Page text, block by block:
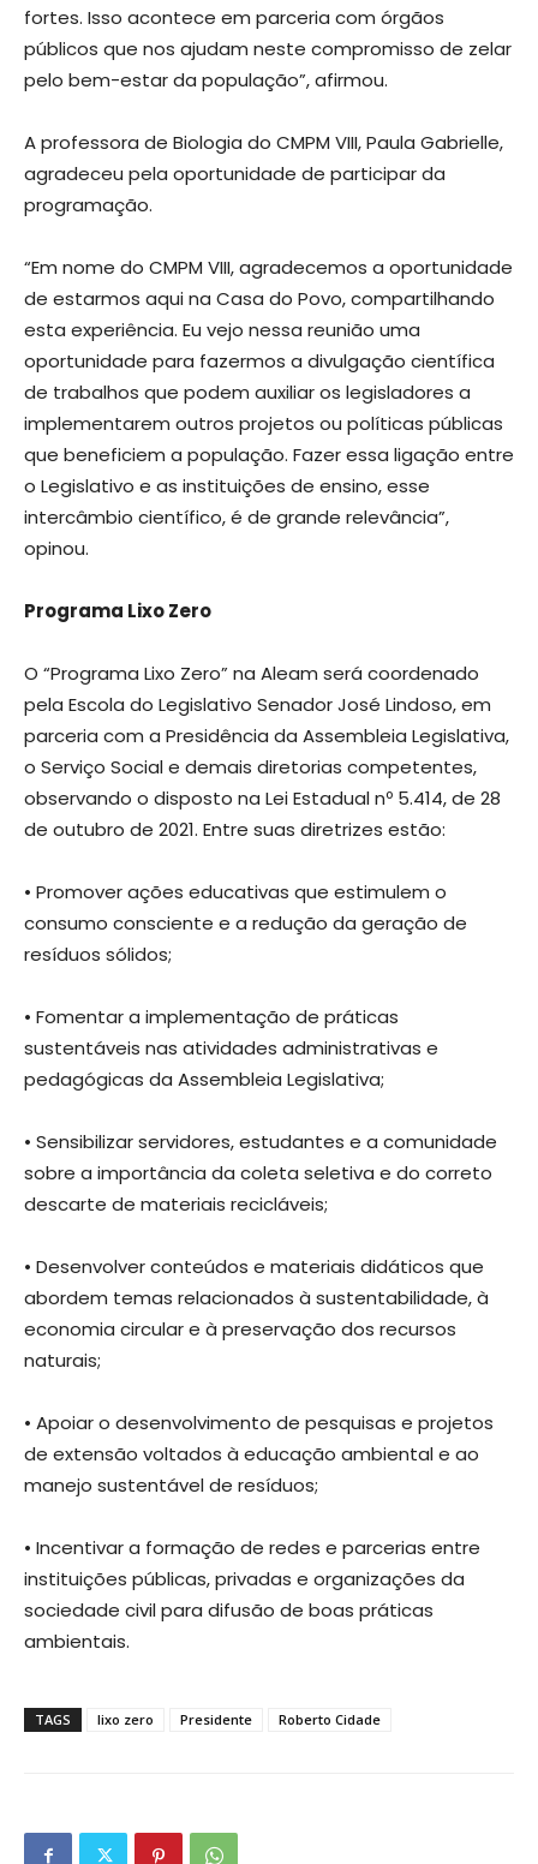
fortes. Isso acontece em parceria com órgãos
públicos que nos ajudam neste compromisso de zelar
pelo bem-estar da população”, afirmou.
A professora de Biologia do CMPM VIII, Paula Gabrielle,
agradeceu pela oportunidade de participar da
programação.
“Em nome do CMPM VIII, agradecemos a oportunidade
de estarmos aqui na Casa do Povo, compartilhando
esta experiência. Eu vejo nessa reunião uma
oportunidade para fazermos a divulgação científica
de trabalhos que podem auxiliar os legisladores a
implementarem outros projetos ou políticas públicas
que beneficiem a população. Fazer essa ligação entre
o Legislativo e as instituições de ensino, esse
intercâmbio científico, é de grande relevância”,
opinou.
Programa Lixo Zero
O “Programa Lixo Zero” na Aleam será coordenado
pela Escola do Legislativo Senador José Lindoso, em
parceria com a Presidência da Assembleia Legislativa,
o Serviço Social e demais diretorias competentes,
observando o disposto na Lei Estadual nº 5.414, de 28
de outubro de 2021. Entre suas diretrizes estão:
• Promover ações educativas que estimulem o
consumo consciente e a redução da geração de
resíduos sólidos;
• Fomentar a implementação de práticas
sustentáveis nas atividades administrativas e
pedagógicas da Assembleia Legislativa;
• Sensibilizar servidores, estudantes e a comunidade
sobre a importância da coleta seletiva e do correto
descarte de materiais recicláveis;
• Desenvolver conteúdos e materiais didáticos que
abordem temas relacionados à sustentabilidade, à
economia circular e à preservação dos recursos
naturais;
• Apoiar o desenvolvimento de pesquisas e projetos
de extensão voltados à educação ambiental e ao
manejo sustentável de resíduos;
• Incentivar a formação de redes e parcerias entre
instituições públicas, privadas e organizações da
sociedade civil para difusão de boas práticas
ambientais.
TAGS lixo zero Presidente Roberto Cidade